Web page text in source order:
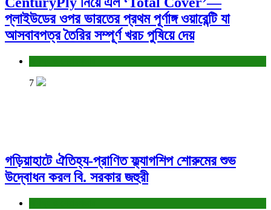
প্লাইউডের ওপর ভারতের প্রথম পূর্ণাঙ্গ ওয়ারেন্টি যা
আসবাবপত্র তৈরির সম্পূর্ণ খরচ পুষিয়ে দেয়
7
গড়িয়াহাটে ঐতিহ্য-প্রাণিত ফ্ল্যাগশিপ শোরুমের শুভ
উদ্বোধন করল বি. সরকার জহুরী